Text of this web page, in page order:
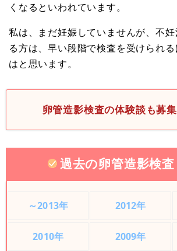
くなるといわれています。
私は、まだ妊娠していませんが、不
る方は、早い段階で検査を受けられ
はと思います。
卵管造影検査の体験談も募
過去の卵管造影検
～2013年 2012年
2010年 2009年